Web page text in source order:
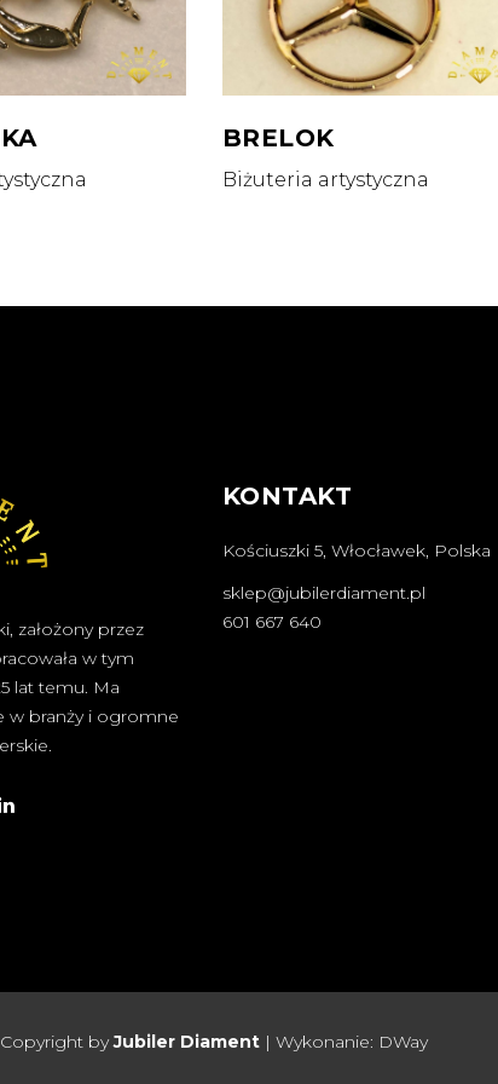
BRELOK
Biżuteria artystyczna
założony przez
w tym
lat temu. Ma
w branży i ogromne
KONTAKT
Kościuszki 5, Włocławek, Polska
sklep@jubilerdiament.pl
601 667 640
byJubiler Diament | Wykonanie: DWay